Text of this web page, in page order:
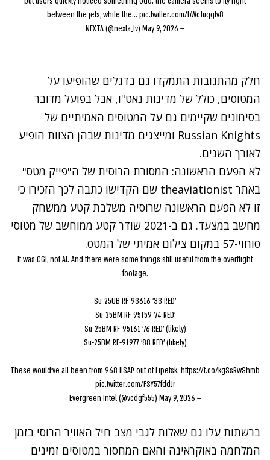
between the jets, while the… pic.twitter.com/bWcJuqgfv8
— NEXTA (@nexta_tv)
May 9, 2026
חלק מהתגובות התמקדו גם בדגלים שהופיעו על
המטוסים, כולל של מדינות נאט"ו, אבל בפועל מדובר
בסימונים שקיימים גם על המטוסים האמיתיים של
Russian Knights ומייצגים מדינות שבהן הצוות הופיע
לאורך השנים.
לא הפעם הראשונה: המסורת הרוסית של ה"פייק מטס"
באתר theaviationist שם הקדישו כתבה לכך הזכירו כי
זו לא הפעם הראשונה שרוסיה משלבת קטע ממשחק
מחשב במצעד. גם ב-2021 שודר קטע ממוחשב של מטוסי
סוחוי-57 במקום צילום אמיתי של המטס.
It was CGI, not AI. And there were some things still useful from the overflight
footage.
Su-25UB RF-93616 '33 RED'
Su-25BM RF-95159 '74 RED'
Su-25BM RF-95161 '76 RED' (likely)
Su-25BM RF-91977 '88 RED' (likely)
These would've all been from 968 IISAP out of Lipetsk. https://t.co/kgSsRwShmb
pic.twitter.com/FSY57fddJr
— Evergreen Intel (@vcdgf555)
May 9, 2026
ברשתות עלו גם שאלות לגבי מצב חיל האוויר הרוסי בזמן
המלחמה באוקראינה והאם המחסור במטוסים זמינים